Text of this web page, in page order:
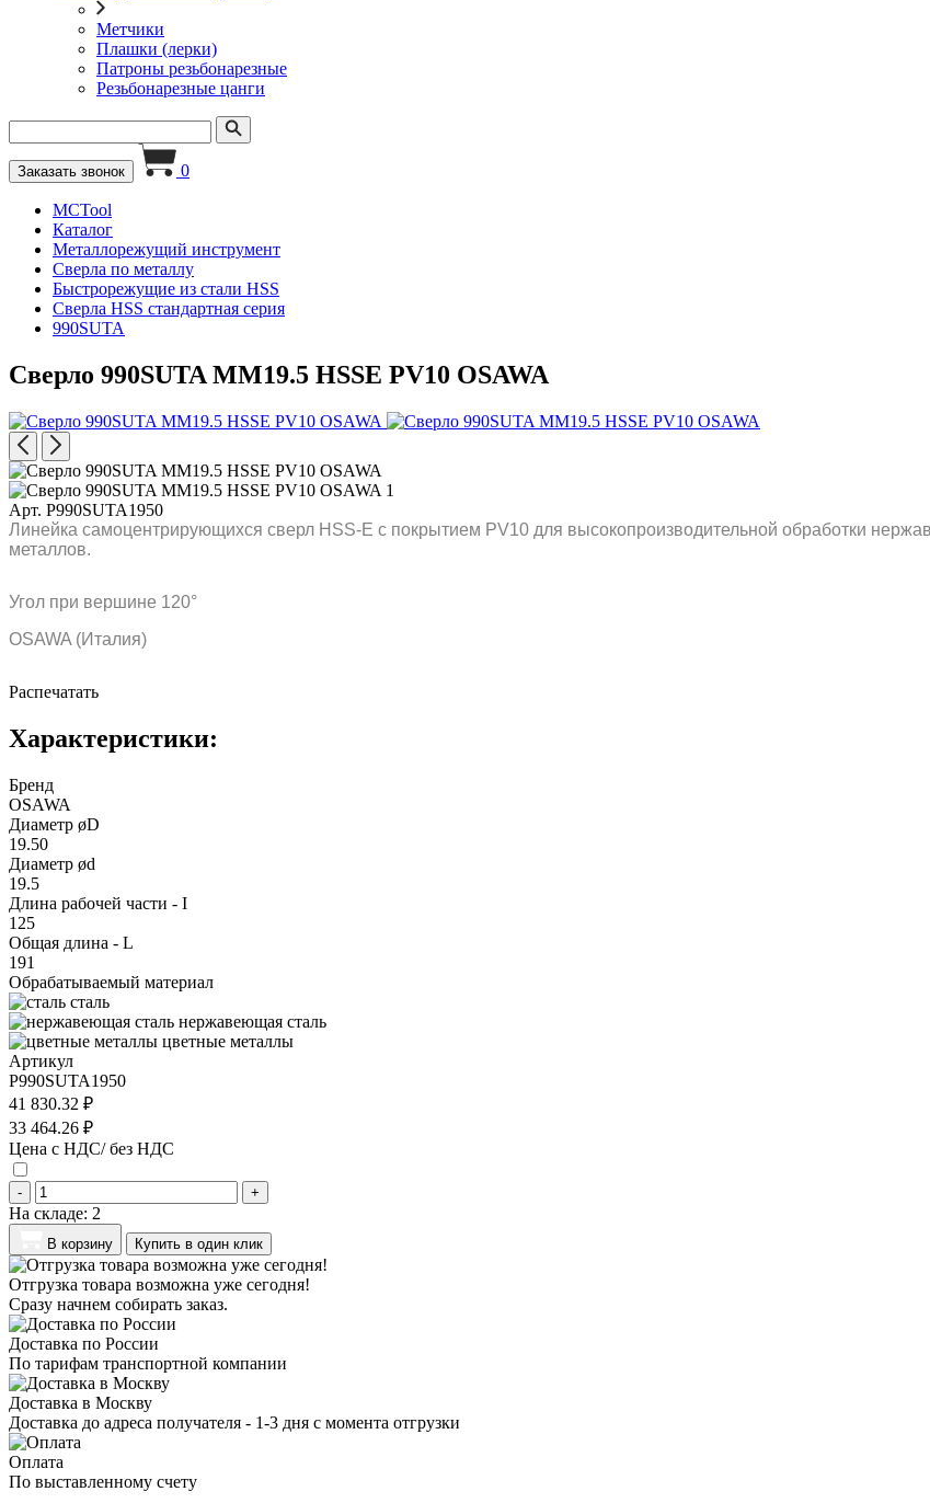
Метчики
Плашки (лерки)
Патроны резьбонарезные
Резьбонарезные цанги
Заказать звонок 0
MCTool
Каталог
Металлорежущий инструмент
Сверла по металлу
Быстрорежущие из стали HSS
Сверла HSS стандартная серия
990SUTA
Сверло 990SUTA MM19.5 HSSE PV10 OSAWA
Арт. P990SUTA1950
Линейка самоцентрирующихся сверл HSS-E с покрытием PV10 для высокопроизводительной обработки
металлов.
Угол при вершине 120°
OSAWA (Италия)
Распечатать
Характеристики:
Бренд
OSAWA
Диаметр øD
19.50
Диаметр ød
19.5
Длина рабочей части - I
125
Общая длина - L
191
Обрабатываемый материал
сталь
нержавеющая сталь
цветные металлы
Артикул
P990SUTA1950
41 830.32 ₽
33 464.26 ₽
Цена с НДС/ без НДС
- +
На складе: 2
В корзину Купить в один клик
Отгрузка товара возможна уже сегодня!
Сразу начнем собирать заказ.
Доставка по России
По тарифам транспортной компании
Доставка в Москву
Доставка до адреса получателя - 1-3 дня с момента отгрузки
Оплата
По выставленному счету